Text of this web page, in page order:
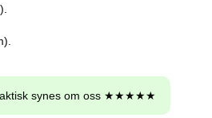
synes om oss ★★★★★